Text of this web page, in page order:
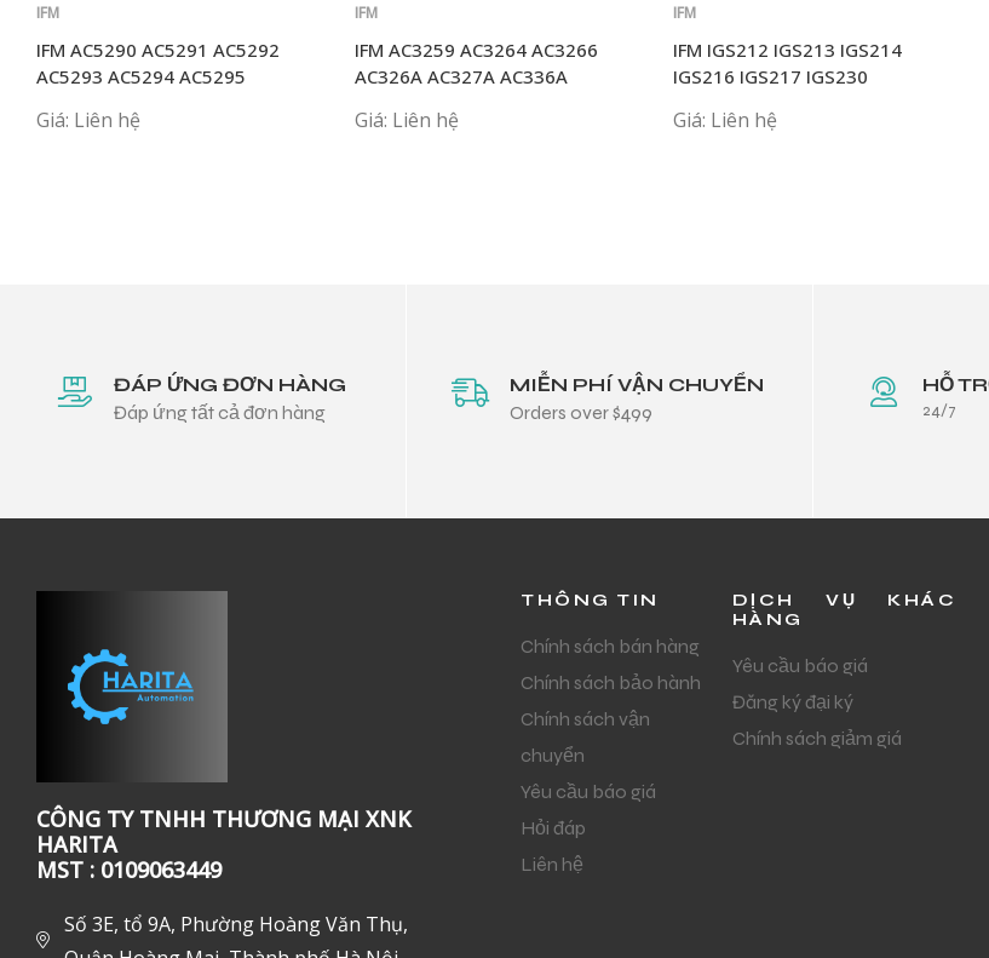
IFM
IFM AC5290 AC5291 AC5292
AC5293 AC5294 AC5295
Giá: Liên hệ
IFM
IFM AC3259 AC3264 AC3266
AC326A AC327A AC336A
Giá: Liên hệ
IFM
IFM IGS212 IGS213 IGS214
IGS216 IGS217 IGS230
Giá: Liên hệ
ĐÁP ỨNG ĐƠN HÀNG
Đáp ứng tất cả đơn hàng
MIỄN PHÍ VẬN CHUYỂN
Orders over $499
HỖ
24/7
CÔNG TY TNHH THƯƠNG MẠI XNK
HARITA
MST : 0109063449
Số 3E, tổ 9A, Phường Hoàng Văn Thụ,
THÔNG TIN
Chính sách bán hàng
Chính sách bảo hành
Chính sách vận
chuyển
Yêu cầu báo giá
Hỏi đáp
Liên hệ
DỊCH VỤ KHÁC
HÀNG
Yêu cầu báo giá
Đăng ký đại ký
Chính sách giảm giá